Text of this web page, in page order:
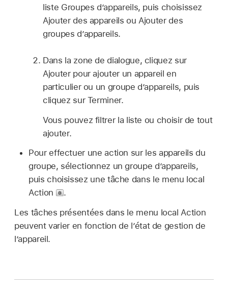
liste Groupes d’appareils, puis choisissez
Ajouter des appareils ou Ajouter des
groupes d’appareils.
Dans la zone de dialogue, cliquez sur
Ajouter pour ajouter un appareil en
particulier ou un groupe d’appareils, puis
cliquez sur Terminer.
Vous pouvez filtrer la liste ou choisir de tout
ajouter.
Pour effectuer une action sur les appareils du
groupe, sélectionnez un groupe d’appareils,
puis choisissez une tâche dans le menu local
Action
.
Les tâches présentées dans le menu local Action
peuvent varier en fonction de l’état de gestion de
l’appareil.